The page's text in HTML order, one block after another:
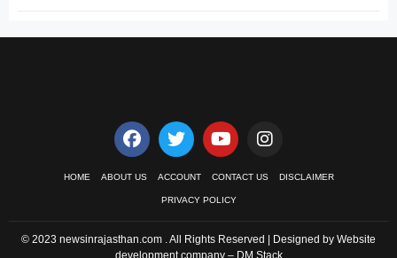
HOME ABOUT US ACCOUNT CONTACT US DISCLAIMER
PRIVACY POLICY
© 2023 newsinrajasthan.com . All Rights Reserved | Designed by Website
development company – DM Stack